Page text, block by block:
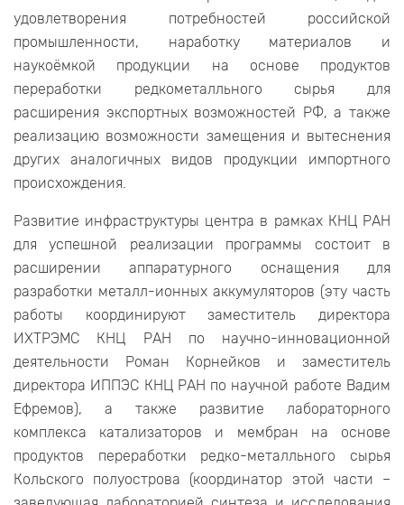
удовлетворения потребностей российской
промышленности, наработку материалов и
наукоёмкой продукции на основе продуктов
переработки редкометалльного сырья для
расширения экспортных возможностей РФ, а также
реализацию возможности замещения и вытеснения
других аналогичных видов продукции импортного
происхождения.
Развитие инфраструктуры центра в рамках КНЦ РАН
для успешной реализации программы состоит в
расширении аппаратурного оснащения для
разработки металл-ионных аккумуляторов (эту часть
работы координируют заместитель директора
ИХТРЭМС КНЦ РАН по научно-инновационной
деятельности Роман Корнейков и заместитель
директора ИППЭС КНЦ РАН по научной работе Вадим
Ефремов), а также развитие лабораторного
комплекса катализаторов и мембран на основе
продуктов переработки редко-металльного сырья
Кольского полуострова (координатор этой части –